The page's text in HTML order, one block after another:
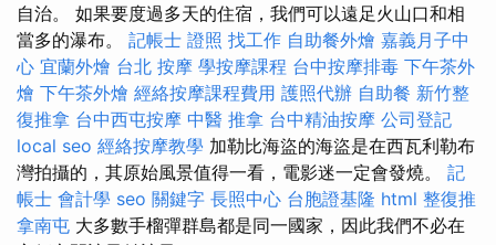
自治。 如果要度過多天的住宿，我們可以遠足火山口和相
當多的瀑布。 記帳士 證照 找工作 自助餐外燴 嘉義月子中
心 宜蘭外燴 台北 按摩 學按摩課程 台中按摩排毒 下午茶外
燴 下午茶外燴 經絡按摩課程費用 護照代辦 自助餐 新竹整
復推拿 台中西屯按摩 中醫 推拿 台中精油按摩 公司登記
local seo 經絡按摩教學 加勒比海盜的海盜是在西瓦利勒布
灣拍攝的，其原始風景值得一看，電影迷一定會發燒。 記
帳士 會計學 seo 關鍵字 長照中心 台胞證基隆 html 整復推
拿南屯 大多數手榴彈群島都是同一國家，因此我們不必在